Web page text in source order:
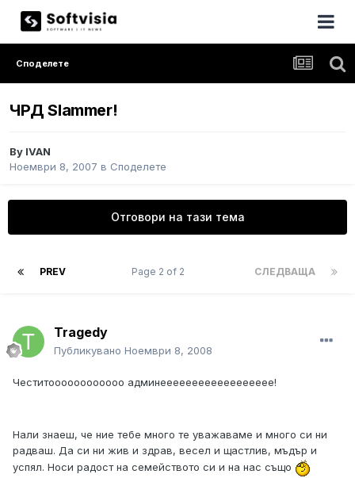
Споделете
ЧРД Slammer!
By IVAN
Ноември 8, 2007 в Споделете
Отговори на тази тема
PREV СЛЕДВАЩА
Page 2 of 2
Tragedy
Публикувано Ноември 8, 2008
Честитоооооооооооо админееееееееееееееееее!
Нали знаеш, че ние тебе много те уважаваме и много си ни
радваш. Да си ни жив и здрав, весел и щастлив, мъдър и
успял. Носи радост на семейството си и на нас също